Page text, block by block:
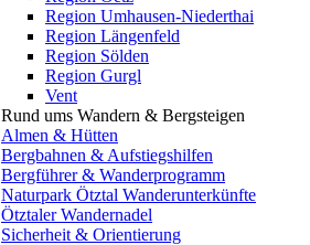
Region Umhausen-Niederthai
Region Längenfeld
Region Sölden
Region Gurgl
Vent
Rund ums Wandern & Bergsteigen
Almen & Hütten
Bergbahnen & Aufstiegshilfen
Bergführer & Wanderprogramm
Naturpark Ötztal Wanderunterkünfte
Ötztaler Wandernadel
Sicherheit & Orientierung